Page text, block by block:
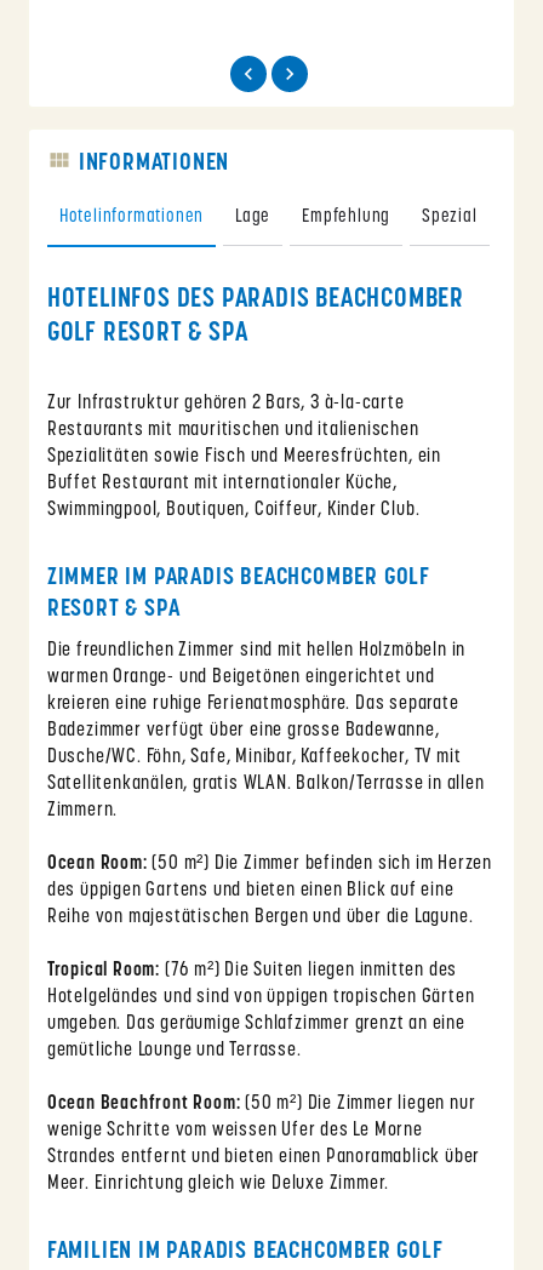
INFORMATIONEN
Hotelinformationen Lage Empfehlung Spezial
HOTELINFOS DES PARADIS BEACHCOMBER
GOLF RESORT & SPA
Zur Infrastruktur gehören 2 Bars, 3 à-la-carte
Restaurants mit mauritischen und italienischen
Spezialitäten sowie Fisch und Meeresfrüchten, ein
Buffet Restaurant mit internationaler Küche,
Swimmingpool, Boutiquen, Coiffeur, Kinder Club.
ZIMMER IM PARADIS BEACHCOMBER GOLF
RESORT & SPA
Die freundlichen Zimmer sind mit hellen Holzmöbeln in
warmen Orange- und Beigetönen eingerichtet und
kreieren eine ruhige Ferienatmosphäre. Das separate
Badezimmer verfügt über eine grosse Badewanne,
Dusche/WC. Föhn, Safe, Minibar, Kaffeekocher, TV mit
Satellitenkanälen, gratis WLAN. Balkon/Terrasse in allen
Zimmern.
Ocean Room: (50 m²) Die Zimmer befinden sich im Herzen
des üppigen Gartens und bieten einen Blick auf eine
Reihe von majestätischen Bergen und über die Lagune.
Tropical Room: (76 m²) Die Suiten liegen inmitten des
Hotelgeländes und sind von üppigen tropischen Gärten
umgeben. Das geräumige Schlafzimmer grenzt an eine
gemütliche Lounge und Terrasse.
Ocean Beachfront Room:(50 m²) Die Zimmer liegen nur
wenige Schritte vom weissen Ufer des Le Morne
Strandes entfernt und bieten einen Panoramablick über
Meer. Einrichtung gleich wie Deluxe Zimmer.
FAMILIEN IM PARADIS BEACHCOMBER GOLF